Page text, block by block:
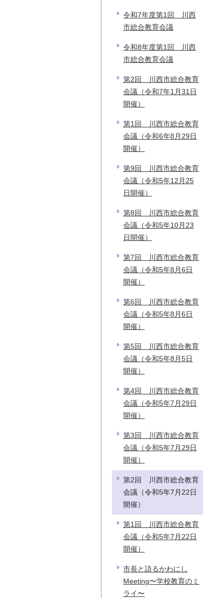
令和7年度第1回 川西
市総合教育会議
令和8年度第1回 川西
市総合教育会議
第2回 川西市総合教育
会議（令和7年1月31日
開催）
第1回 川西市総合教育
会議（令和6年8月29日
開催）
第9回 川西市総合教育
会議（令和5年12月25
日開催）
第8回 川西市総合教育
会議（令和5年10月23
日開催）
第7回 川西市総合教育
会議（令和5年8月6日
開催）
第6回 川西市総合教育
会議（令和5年8月6日
開催）
第5回 川西市総合教育
会議（令和5年8月5日
開催）
第4回 川西市総合教育
会議（令和5年7月29日
開催）
第3回 川西市総合教育
会議（令和5年7月29日
開催）
第2回 川西市総合教育
会議（令和5年7月22日
開催）
第1回 川西市総合教育
会議（令和5年7月22日
開催）
市長と語るかわにし
Meeting〜学校教育のミ
ライ〜